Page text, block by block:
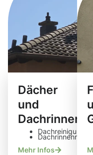
Dächer
und
Dachrinnen
Dachreinigung
Mehr Infos